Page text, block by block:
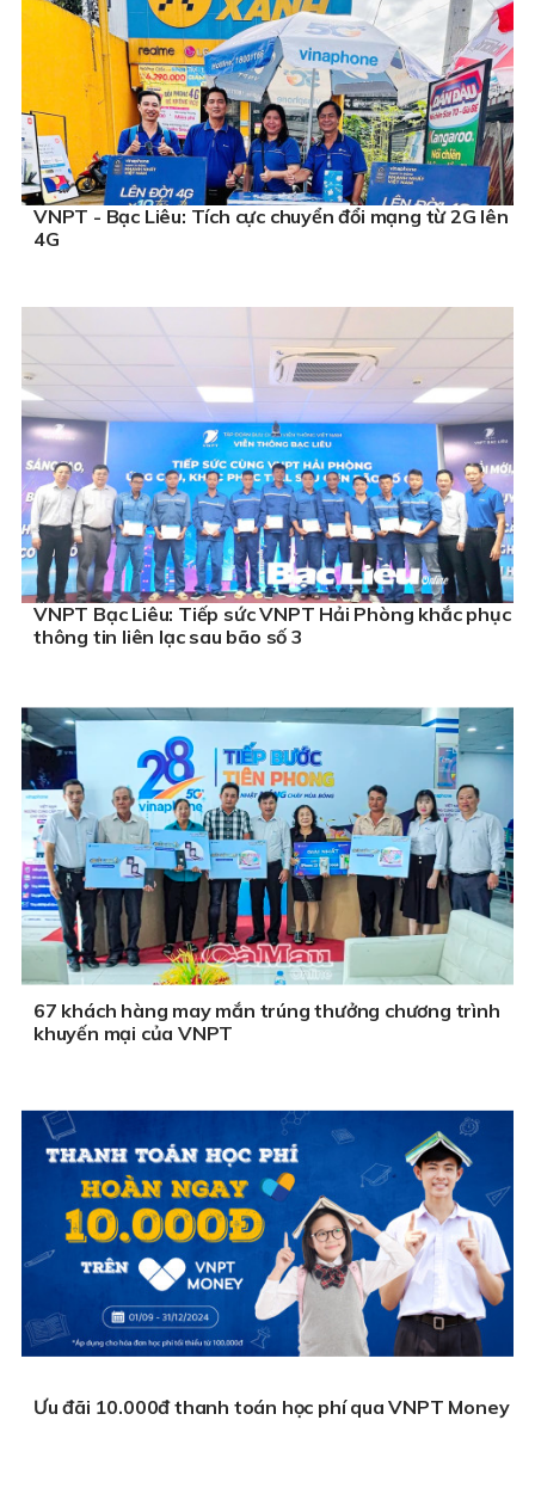
VNPT - Bạc Liêu: Tích cực chuyển đổi mạng từ 2G lên
4G
VNPT Bạc Liêu: Tiếp sức VNPT Hải Phòng khắc phục
thông tin liên lạc sau bão số 3
67 khách hàng may mắn trúng thưởng chương trình
khuyến mại của VNPT
Ưu đãi 10.000đ thanh toán học phí qua VNPT Money